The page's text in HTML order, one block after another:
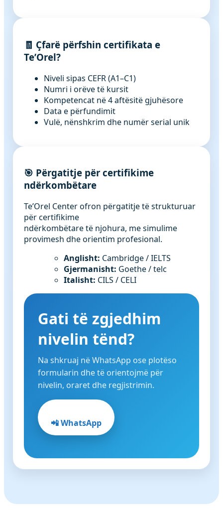
🧾 Çfarë përfshin certifikata e
Te’Orel?
Niveli sipas CEFR (A1–C1)
Numri i orëve të kursit
Kompetencat në 4 aftësitë gjuhësore
Data e përfundimit
Vulë, nënshkrim dhe numër serial unik
🎯 Përgatitje për certifikime
ndërkombëtare
Te’Orel Center ofron përgatitje të strukturuar
për certifikime
ndërkombëtare të njohura, me simulime
provimesh dhe orientim profesional.
Anglisht: Cambridge / IELTS
Gjermanisht: Goethe / telc
Italisht: CILS / CELI
Gati të zgjedhim
nivelin tënd?
Na shkruaj në WhatsApp ose plotëso
formularin dhe të orientojmë për
nivelin, oraret dhe regjistrimin.
📲 WhatsApp